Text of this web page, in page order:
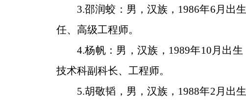
3.邵润蛟：男，汉族，1986年6月出
任、高级工程师。
4.杨帆：男，汉族，1989年10月出
技术科副科长、工程师。
5.胡敬韬，男，汉族，1988年2月出